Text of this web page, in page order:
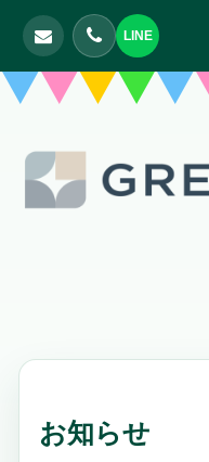
LINE
お知らせ